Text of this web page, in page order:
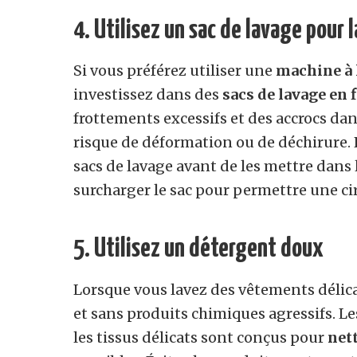
4. Utilisez un sac de lavage pour
Si vous préférez utiliser une machine à
investissez dans des sacs de lavage en
frottements excessifs et des accrocs
risque de déformation ou de déchirure.
sacs de lavage avant de les mettre
surcharger le sac pour permettre une
5. Utilisez un détergent doux
Lorsque vous lavez des vêtements
et sans produits chimiques agressifs.
les tissus délicats sont conçus pour